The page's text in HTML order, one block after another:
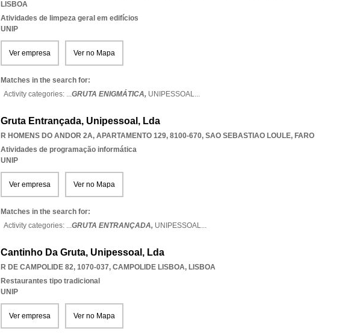
LISBOA
Atividades de limpeza geral em edifícios
UNIP
Ver empresa Ver no Mapa
Matches in the search for:
Activity categories: ...GRUTA ENIGMÁTICA, UNIPESSOAL...
Gruta Entrançada, Unipessoal, Lda
R HOMENS DO ANDOR 2A, APARTAMENTO 129, 8100-670, SAO SEBASTIAO LOULE, FARO
Atividades de programação informática
UNIP
Ver empresa Ver no Mapa
Matches in the search for:
Activity categories: ...GRUTA ENTRANÇADA, UNIPESSOAL...
Cantinho Da Gruta, Unipessoal, Lda
R DE CAMPOLIDE 82, 1070-037, CAMPOLIDE LISBOA, LISBOA
Restaurantes tipo tradicional
UNIP
Ver empresa Ver no Mapa